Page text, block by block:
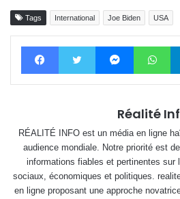
Tags International Joe Biden USA
FacebookTwitter Messenger
Réalité
RÉALITÉ INFO est un média en ligne
audience mondiale. Notre priorité est
informations fiables et pertinentes sur
sociaux, économiques et politiques.
en ligne proposant une approche